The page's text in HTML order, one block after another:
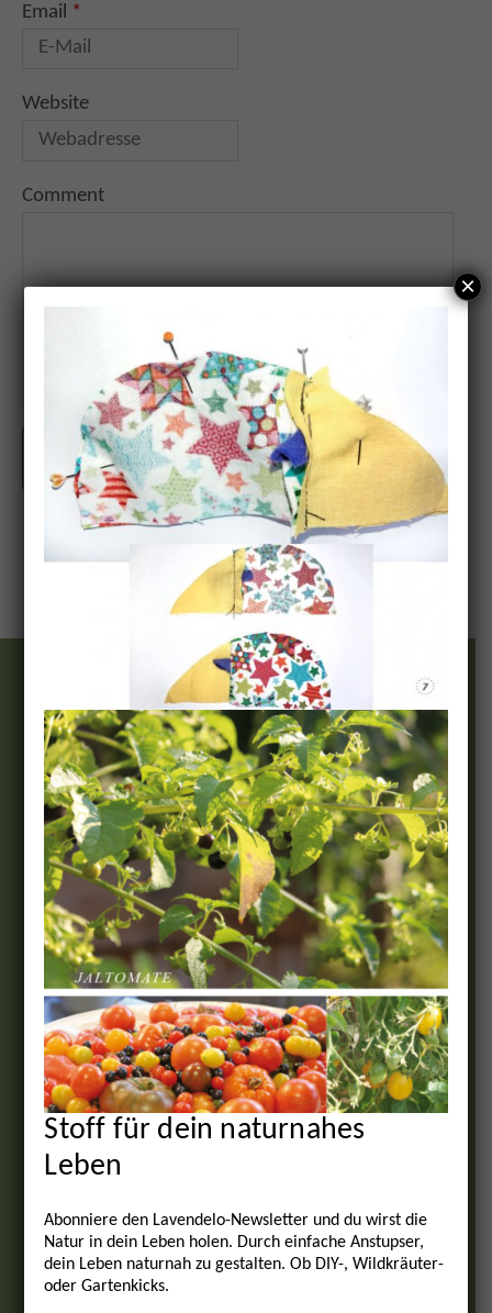
Email *
Website
Comment
Wir & Team
Stoff für dein naturnahes
Leben
Abonniere den Lavendelo-Newsletter und du wirst die
Natur in dein Leben holen. Durch einfache Anstupser,
dein Leben naturnah zu gestalten. Ob DIY-, Wildkräuter-
oder Gartenkicks.
×